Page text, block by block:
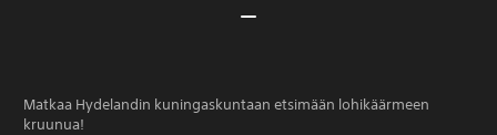
Matkaa Hydelandin kuningaskuntaan etsimään lohikäärmeen
kruunua!